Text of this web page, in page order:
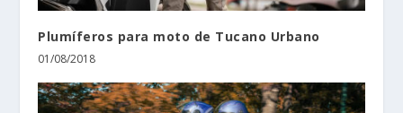
Plumíferos para moto de Tucano Urbano
01/08/2018